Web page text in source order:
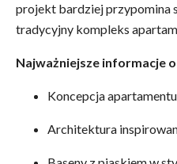
projekt bardziej przypomina
tradycyjny kompleks
Najważniejsze informacje
Koncepcja
Architektura